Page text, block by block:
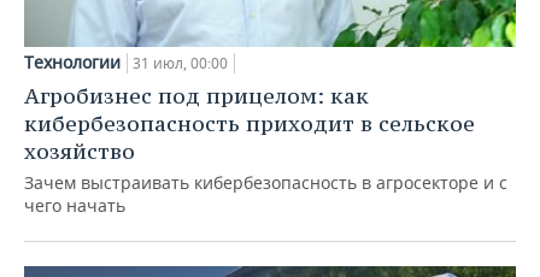
Технологии 31 июл, 00:00
Агробизнес под прицелом: как
кибербезопасность приходит в сельское
хозяйство
Зачем выстраивать кибербезопасность в агросекторе и с
чего начать